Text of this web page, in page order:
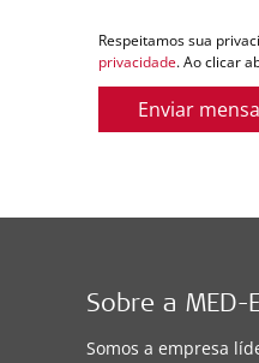
Respeitamos sua
privacidade. Ao clicar
Enviar
Sobre a MED-
Somos a empresa